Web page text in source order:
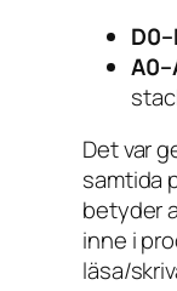
Det var
samtida
betyder
inne i
läsa/